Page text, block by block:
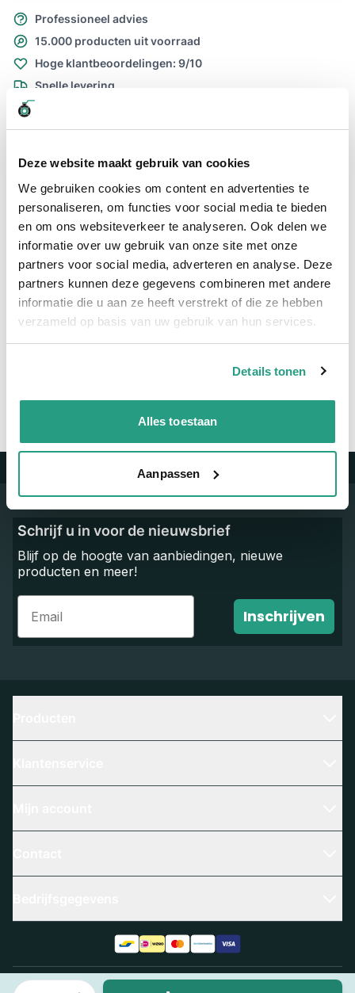
Deze website maakt gebruik van cookies
We gebruiken cookies om content en advertenties te
personaliseren, om functies voor social media te bieden
en om ons websiteverkeer te analyseren. Ook delen we
informatie over uw gebruik van onze site met onze
partners voor social media, adverteren en analyse. Deze
partners kunnen deze gegevens combineren met andere
informatie die u aan ze heeft verstrekt of die ze hebben
verzameld op basis van uw gebruik van hun services.
Details tonen
Alles toestaan
Aanpassen
Aantal
Professioneel advies
15.000 producten uit voorraad
Hoge klantbeoordelingen: 9/10
Snelle levering
Snel naar
Meer informatie
Maatvoering koppeling 1/4" x 30mm
Neem contact met ons op
Trustpilot
Schrijf u in voor de nieuwsbrief
Blijf op de hoogte van aanbiedingen, nieuwe
producten en meer!
Email
Inschrijven
Algemene voorwaarden